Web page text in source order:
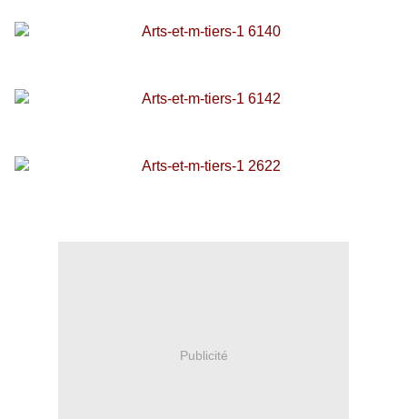
Publicité